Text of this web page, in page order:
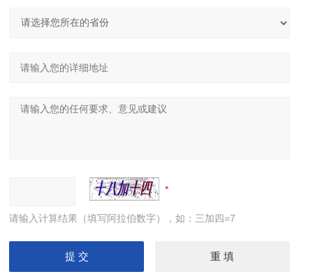
请输入计算结果（填写阿拉伯数字），如：三加四=7